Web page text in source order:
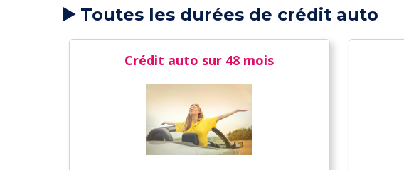
▶️ Toutes les durées de crédit auto
Crédit auto sur 48 mois